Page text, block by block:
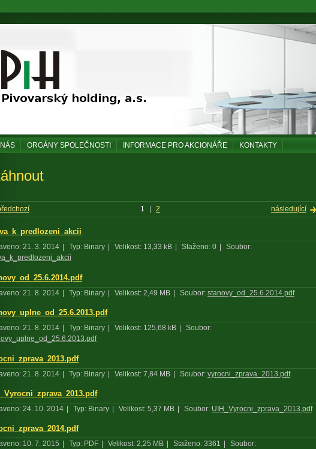
ORGÁNY SPOLEČNOSTI INFORMACE PRO AKCIONÁŘE KONTAKTY
1 2 následující
21. 3. 2014 Typ: Binary Velikost: 13,33 kB Staženo: 0
Soubor:
21. 8. 2014 | Typ: Binary | Velikost: 2,49 MB | Soubor: stanovy_od_25.6.2014.pdf
21. 8. 2014 Typ: Binary Velikost: 125,68 kB
Soubor:
21. 8. 2014 | Typ: Binary | Velikost: 7,84 MB | Soubor: vyrocni_zprava_2013.pdf
24. 10. 2014 Typ: Binary Velikost: 5,37 MB Soubor: UIH_Vyrocni_zprava_2013.pdf
10. 7. 2015 Typ: PDF Velikost: 2,25 MB Staženo: 3361
Soubor: